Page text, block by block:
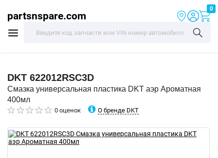
partsnspare.com
0
DKT 622012RSC3D
Смазка универсальная пластика DKT аэр Ароматная
400мл
0 оценок О бренде DKT